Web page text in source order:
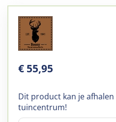
€ 55,95
Dit product kan je
tuincentrum!